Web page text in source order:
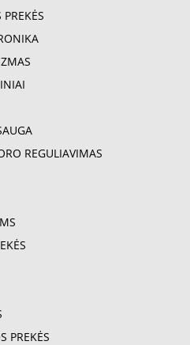
REGULIAVIMAS
PREKĖS